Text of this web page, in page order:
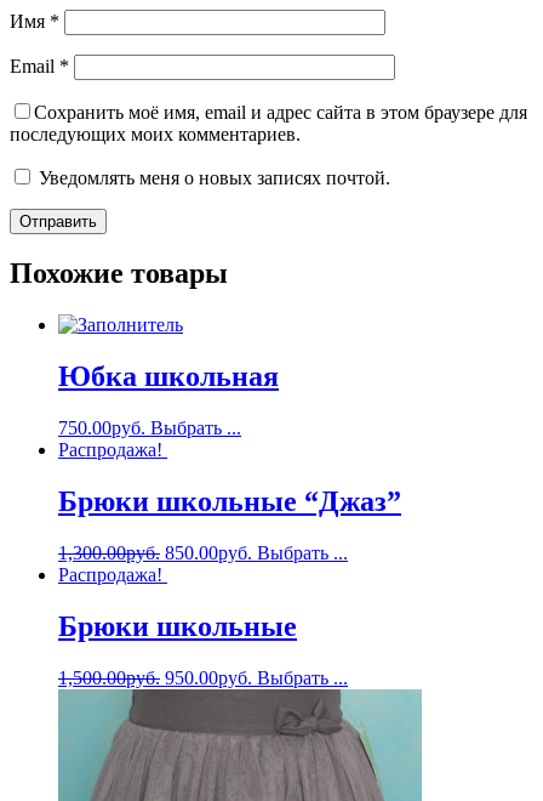
Имя *
Email *
Сохранить моё имя, email и адрес сайта в этом браузере для
последующих моих комментариев.
Уведомлять меня о новых записях почтой.
Похожие товары
Юбка школьная
750.00руб. Выбрать ...
Распродажа!
Брюки школьные “Джаз”
1,300.00руб. 850.00руб. Выбрать ...
Распродажа!
Брюки школьные
1,500.00руб. 950.00руб. Выбрать ...